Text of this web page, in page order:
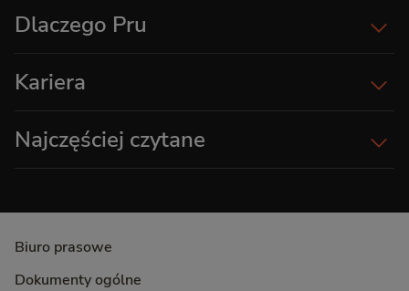
Dlaczego Pru
Kariera
Najczęściej czytane
Biuro prasowe
Dokumenty ogólne